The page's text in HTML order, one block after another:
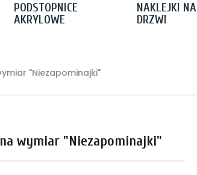
PODSTOPNICE
AKRYLOWE
NAKLEJKI NA
DRZWI
"Niezapominajki"
wymiar "Niezapominajki"